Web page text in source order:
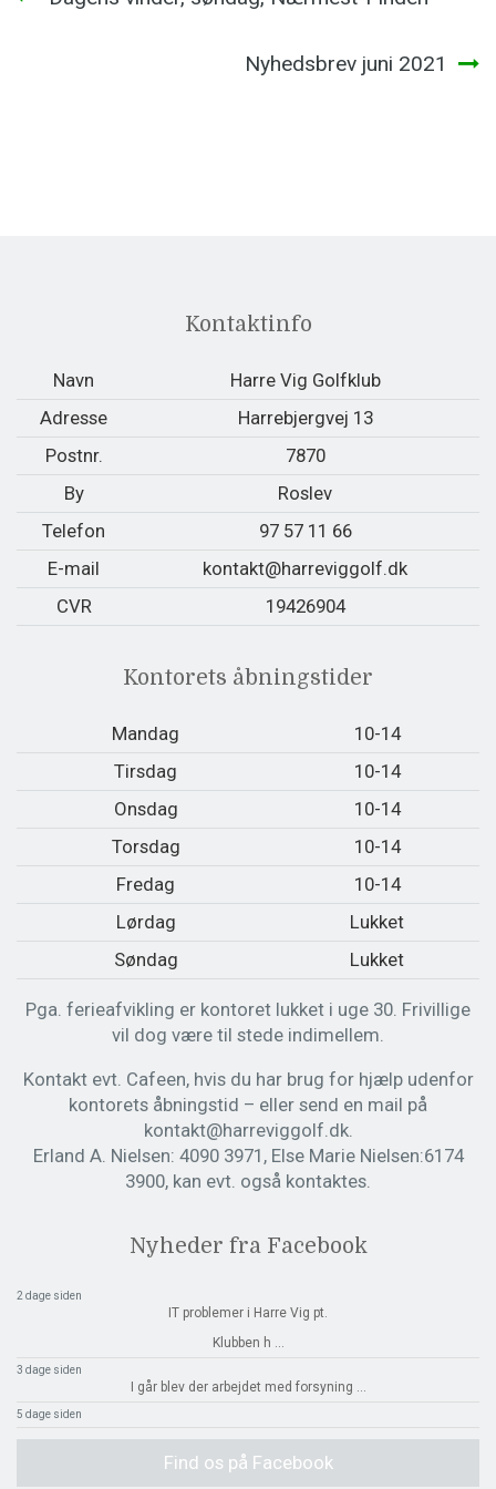
Nyhedsbrev juni 2021
Kontaktinfo
Navn
Harre Vig Golfklub
Adresse
Harrebjergvej 13
Postnr.
7870
By
Roslev
Telefon
97 57 11 66
E-mail
kontakt@harreviggolf.dk
CVR
19426904
Kontorets åbningstider
Mandag
10-14
Tirsdag
10-14
Onsdag
10-14
Torsdag
10-14
Fredag
10-14
Lørdag
Lukket
Søndag
Lukket
Pga. ferieafvikling er kontoret lukket i uge 30. Frivillige
vil dog være til stede indimellem.
Kontakt evt. Cafeen, hvis du har brug for hjælp udenfor
kontorets åbningstid – eller send en mail på
kontakt@harreviggolf.dk.
Erland A. Nielsen: 4090 3971, Else Marie Nielsen:6174
3900, kan evt. også kontaktes.
Nyheder fra Facebook
2 dage siden
IT problemer i Harre Vig pt.
Klubben h
3 dage siden
I går blev der arbejdet med forsyning
5 dage siden
Find os på Facebook